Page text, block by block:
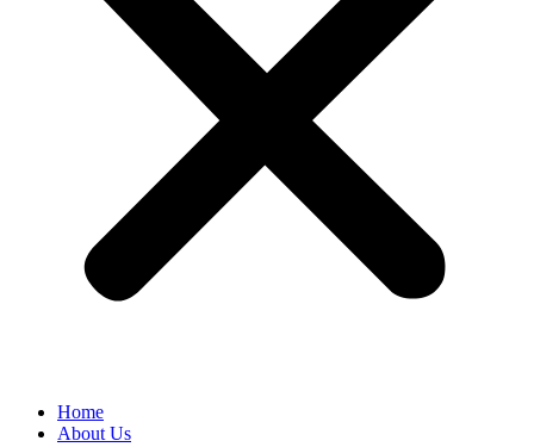
Home
About Us